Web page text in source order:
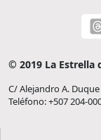
© 2019 La Estrella
C/ Alejandro A.
Teléfono: +507 204-